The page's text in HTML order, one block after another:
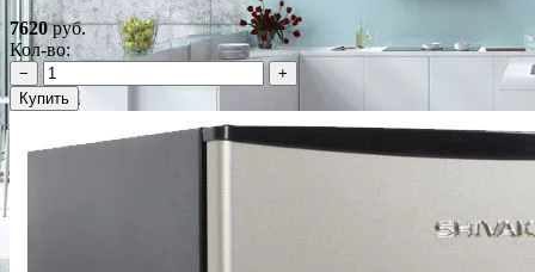
7620руб.
Кол-во:
−
+
Купить